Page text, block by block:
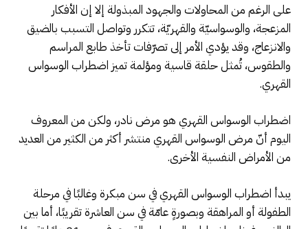
على الرغم من المحاولات والجهود المبذولة إلا إن الأفكار
المزعجة، والوسواسيّة والقهريّة، تتكرر وتواصل التسبب بالضيق
والانزعاج، وقد يؤدي الأمر إلى تصرّفات تأخذ طابع المراسم
والطقوس، تُمثل حلقة قاسية ومؤلمة تميز اضطراب الوسواس
القهري.
اضطراب الوسواس القهري هو مرض نادر، ولكن من المعروف
اليوم أنّ مرض الوسواس القهري منتشر أكثر من الكثير من العديد
من الأمراض النفسية الأخرى.
يبدأ اضطراب الوسواس القهري في سن مبكرة وغالبًا في مرحلة
الطفولة أو المراهقة وبصورةٍ عامّة في سن العاشرة تقريبًا، أما بين